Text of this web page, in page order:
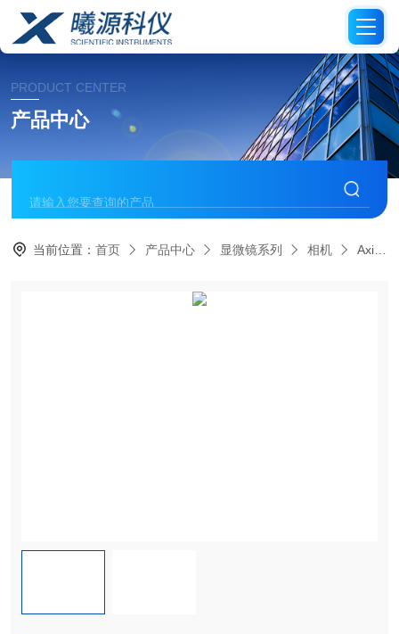
PRODUCT CENTER
产品中心
当前位置：首页 产品中心 显微镜系列 相机 Axiocam 820 color / mono高分辨高灵敏度大视野显微镜相机